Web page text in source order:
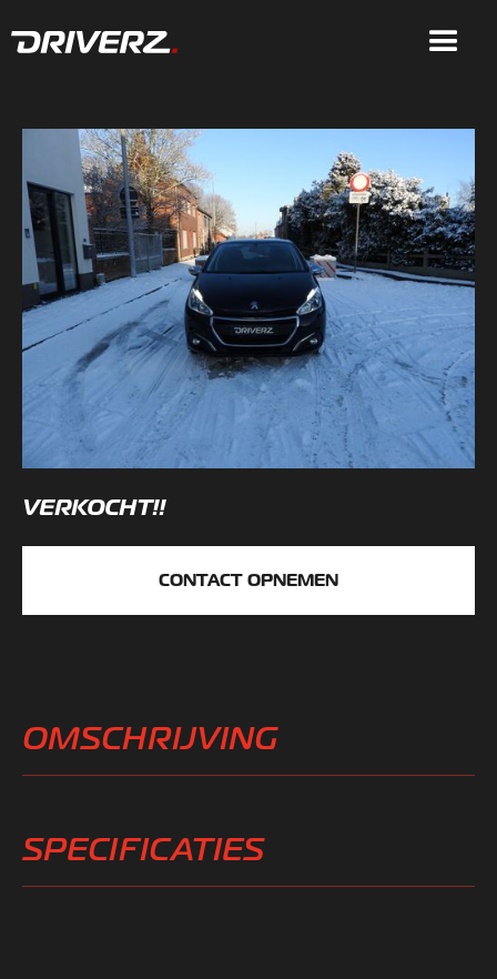
VERKOCHT!!
CONTACT OPNEMEN
OMSCHRIJVING
SPECIFICATIES